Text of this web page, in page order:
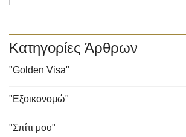
Κατηγορίες Άρθρων
"Golden Visa"
"Εξοικονομώ"
"Σπίτι μου"